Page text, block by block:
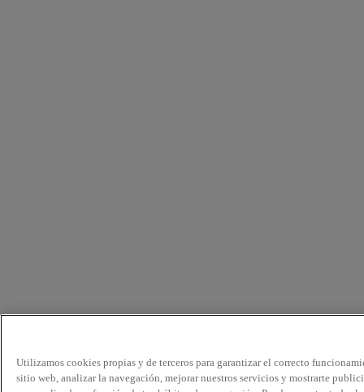
Utilizamos cookies propias y de terceros para garantizar el correcto
sitio web, analizar la navegación, mejorar nuestros servicios y mostrarte